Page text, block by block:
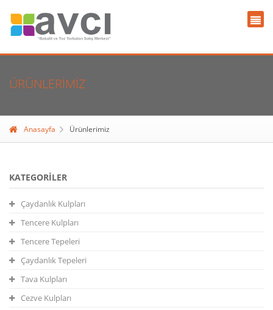
ÜRÜNLERIMIZ
Anasayfa Ürünlerimiz
KATEGORILER
Çaydanlık Kulpları
Tencere Kulpları
Tencere Tepeleri
Çaydanlık Tepeleri
Tava Kulpları
Cezve Kulpları